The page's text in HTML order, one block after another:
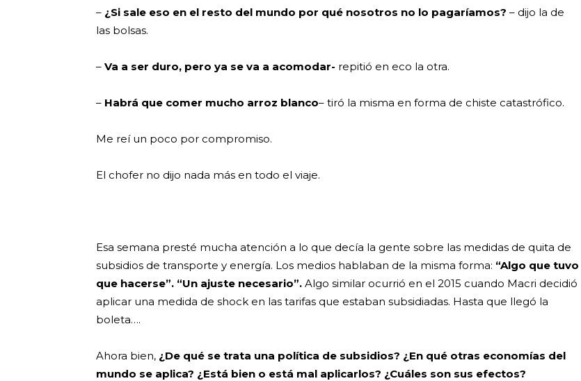
– ¿Si sale eso en el resto del mundo por qué nosotros no lo pagaríamos? – dijo la de
las bolsas.
– Va a ser duro, pero ya se va a acomodar- repitió en eco la otra.
– Habrá que comer mucho arroz blanco– tiró la misma en forma de chiste catastrófico.
Me reí un poco por compromiso.
El chofer no dijo nada más en todo el viaje.
Esa semana presté mucha atención a lo que decía la gente sobre las medidas de quita de
subsidios de transporte y energía. Los medios hablaban de la misma forma: “Algo que tuvo
que hacerse”. “Un ajuste necesario”. Algo similar ocurrió en el 2015 cuando Macri decidió
aplicar una medida de shock en las tarifas que estaban subsidiadas. Hasta que llegó la
boleta….
Ahora bien, ¿De qué se trata una política de subsidios? ¿En qué otras economías del
mundo se aplica? ¿Está bien o está mal aplicarlos? ¿Cuáles son sus efectos?